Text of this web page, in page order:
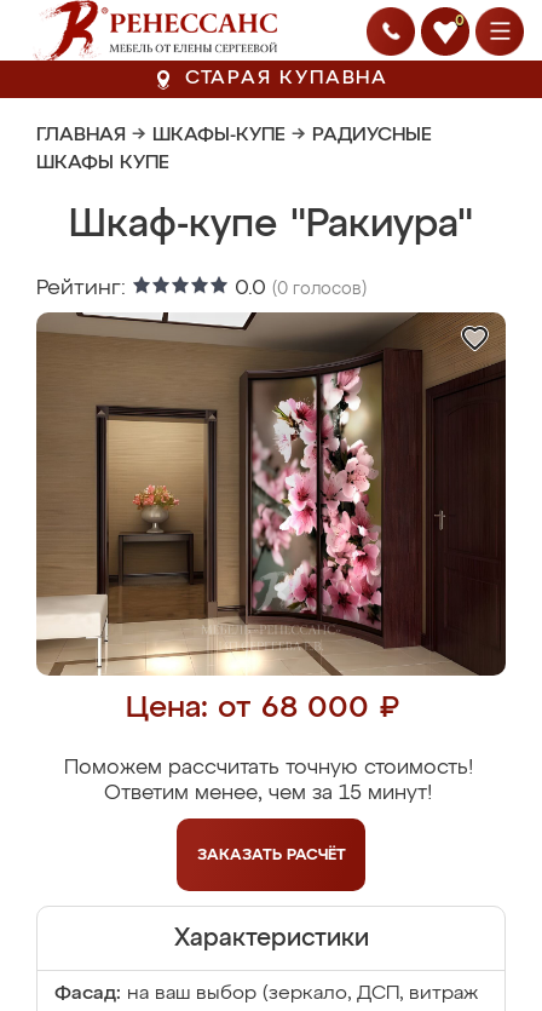
0
СТАРАЯ КУПАВНА
ГЛАВНАЯ → ШКАФЫ-КУПЕ → РАДИУСНЫЕ
ШКАФЫ КУПЕ
Шкаф-купе "Ракиура"
Рейтинг: 0.0 (0 голосов)
Цена: от 68 000 ₽
Поможем рассчитать точную стоимость!
Ответим менее, чем за 15 минут!
ЗАКАЗАТЬ РАСЧЁТ
Характеристики
Фасад: на ваш выбор (зеркало, ДСП, витраж